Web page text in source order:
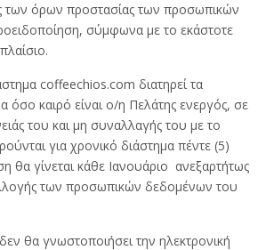
των όρων προστασίας των προσωπικών
σύμφωνα με το εκάστοτε
coffeechios.com διατηρεί τα
καιρό είναι ο/η Πελάτης ενεργός, σε
του και μη συναλλαγής του με το
για χρονικό διάστημα πέντε (5)
θα γίνεται κάθε Ιανουάριο ανεξαρτήτως
των προσωπικών δεδομένων του
θα γνωστοποιήσει την ηλεκτρονική